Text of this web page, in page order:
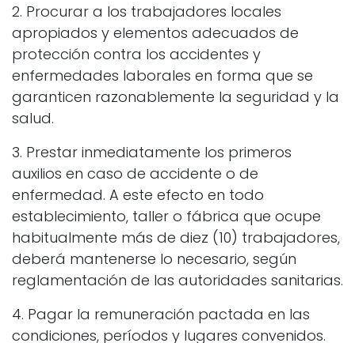
2. Procurar a los trabajadores locales
apropiados y elementos adecuados de
protección contra los accidentes y
enfermedades laborales en forma que se
garanticen razonablemente la seguridad y la
salud.
3. Prestar inmediatamente los primeros
auxilios en caso de accidente o de
enfermedad. A este efecto en todo
establecimiento, taller o fábrica que ocupe
habitualmente más de diez (10) trabajadores,
deberá mantenerse lo necesario, según
reglamentación de las autoridades sanitarias.
4. Pagar la remuneración pactada en las
condiciones, períodos y lugares convenidos.